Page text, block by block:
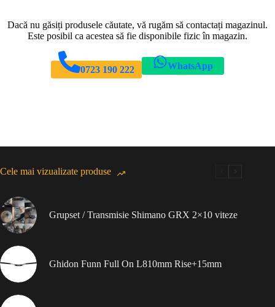
Dacă nu găsiți produsele căutate, vă rugăm să contactați magazinul.
Este posibil ca acestea să fie disponibile fizic în magazin.
0723 190 222 WhatsApp
Cele mai vizualizate produse
Grupset / Transmisie Shimano GRX 2×10 viteze
Ghidon Funn Full On L810mm Rise+15mm